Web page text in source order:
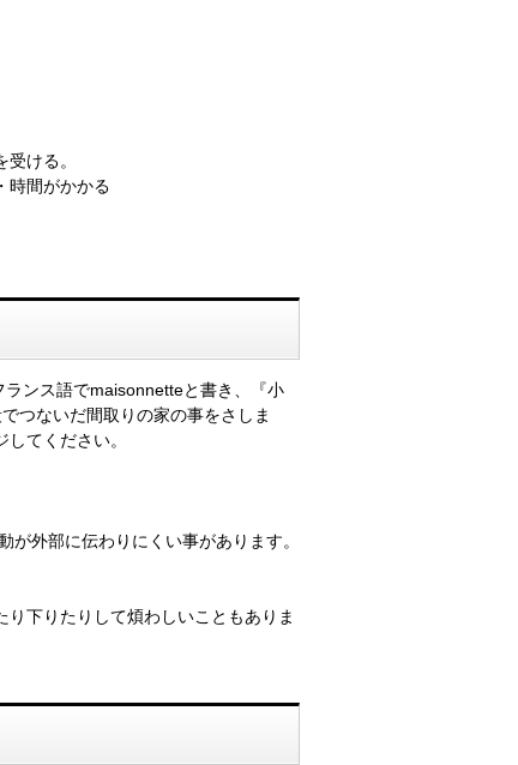
ける。
時間がかかる
ランス語でmaisonnetteと書き、『小
つないだ間取りの家の事をさしま
てください。
外部に伝わりにくい事があります。
下りたりして煩わしいこともありま